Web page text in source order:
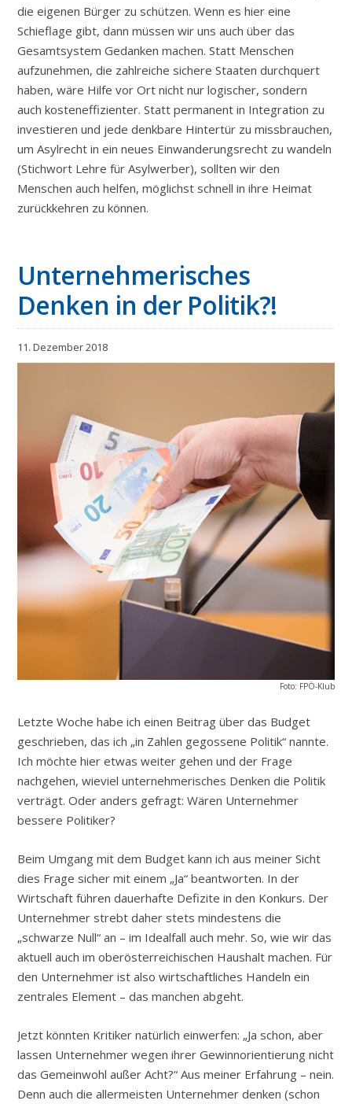
die eigenen Bürger zu schützen. Wenn es hier eine
Schieflage gibt, dann müssen wir uns auch über das
Gesamtsystem Gedanken machen. Statt Menschen
aufzunehmen, die zahlreiche sichere Staaten durchquert
haben, wäre Hilfe vor Ort nicht nur logischer, sondern
auch kosteneffizienter. Statt permanent in Integration zu
investieren und jede denkbare Hintertür zu missbrauchen,
um Asylrecht in ein neues Einwanderungsrecht zu wandeln
(Stichwort Lehre für Asylwerber), sollten wir den
Menschen auch helfen, möglichst schnell in ihre Heimat
zurückkehren zu können.
Unternehmerisches
Denken in der Politik?!
11. Dezember 2018
Foto: FPÖ-Klub
Letzte Woche habe ich einen Beitrag über das Budget
geschrieben, das ich „in Zahlen gegossene Politik“ nannte.
Ich möchte hier etwas weiter gehen und der Frage
nachgehen, wieviel unternehmerisches Denken die Politik
verträgt. Oder anders gefragt: Wären Unternehmer
bessere Politiker?
Beim Umgang mit dem Budget kann ich aus meiner Sicht
dies Frage sicher mit einem „Ja“ beantworten. In der
Wirtschaft führen dauerhafte Defizite in den Konkurs. Der
Unternehmer strebt daher stets mindestens die
„schwarze Null“ an – im Idealfall auch mehr. So, wie wir das
aktuell auch im oberösterreichischen Haushalt machen. Für
den Unternehmer ist also wirtschaftliches Handeln ein
zentrales Element – das manchen abgeht.
Jetzt könnten Kritiker natürlich einwerfen: „Ja schon, aber
lassen Unternehmer wegen ihrer Gewinnorientierung nicht
das Gemeinwohl außer Acht?“ Aus meiner Erfahrung – nein.
Denn auch die allermeisten Unternehmer denken (schon